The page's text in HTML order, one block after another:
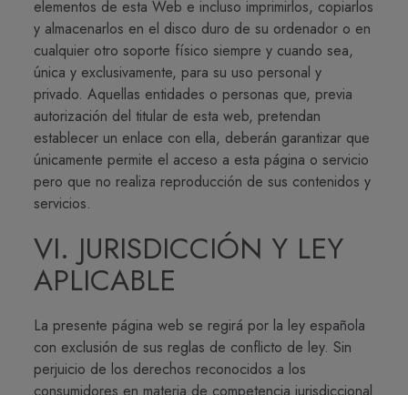
elementos de esta Web e incluso imprimirlos, copiarlos
y almacenarlos en el disco duro de su ordenador o en
cualquier otro soporte físico siempre y cuando sea,
única y exclusivamente, para su uso personal y
privado. Aquellas entidades o personas que, previa
autorización del titular de esta web, pretendan
establecer un enlace con ella, deberán garantizar que
únicamente permite el acceso a esta página o servicio
pero que no realiza reproducción de sus contenidos y
servicios.
VI. JURISDICCIÓN Y LEY
APLICABLE
La presente página web se regirá por la ley española
con exclusión de sus reglas de conflicto de ley. Sin
perjuicio de los derechos reconocidos a los
consumidores en materia de competencia jurisdiccional